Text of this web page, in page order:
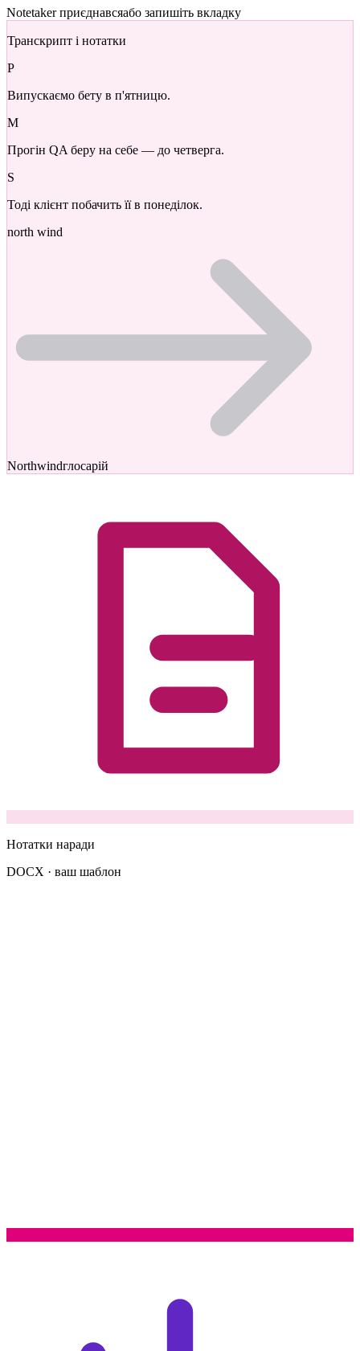
Notetaker приєднавсяабо запишіть вкладку
Транскрипт і нотатки
P
Випускаємо бету в п'ятницю.
M
Прогін QA беру на себе — до четверга.
S
Тоді клієнт побачить її в понеділок.
north wind
Northwindглосарій
Нотатки наради
DOCX · ваш шаблон